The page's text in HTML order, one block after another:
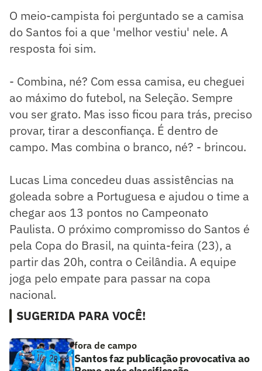
O meio-campista foi perguntado se a camisa
do Santos foi a que 'melhor vestiu' nele. A
resposta foi sim.
- Combina, né? Com essa camisa, eu cheguei
ao máximo do futebol, na Seleção. Sempre
vou ser grato. Mas isso ficou para trás, preciso
provar, tirar a desconfiança. É dentro de
campo. Mas combina o branco, né? - brincou.
Lucas Lima concedeu duas assistências na
goleada sobre a Portuguesa e ajudou o time a
chegar aos 13 pontos no Campeonato
Paulista. O próximo compromisso do Santos é
pela Copa do Brasil, na quinta-feira (23), a
partir das 20h, contra o Ceilândia. A equipe
joga pelo empate para passar na copa
nacional.
SUGERIDA PARA VOCÊ!
fora de campo
Santos faz publicação provocativa ao